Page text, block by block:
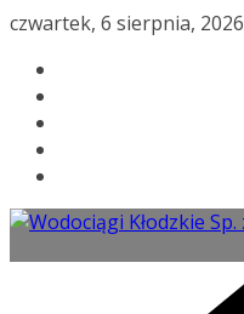
Przejdź
treści
czwartek, 6 sierpnia, 2026